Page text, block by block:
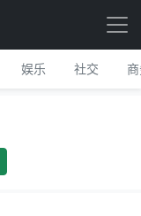
娱乐 社交